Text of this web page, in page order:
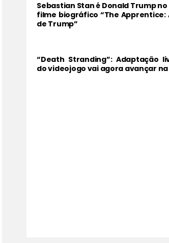
Sebastian Stan é Donald Trump
filme biográfico “The Apprentice:
de Trump”
“Death Stranding”: Adaptação
do videojogo vai agora avançar na